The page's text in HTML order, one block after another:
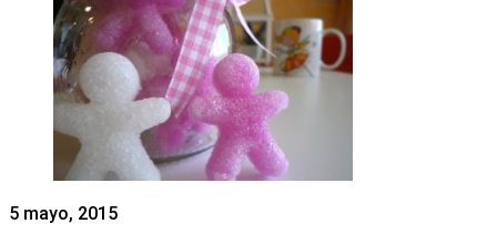
5 mayo, 2015